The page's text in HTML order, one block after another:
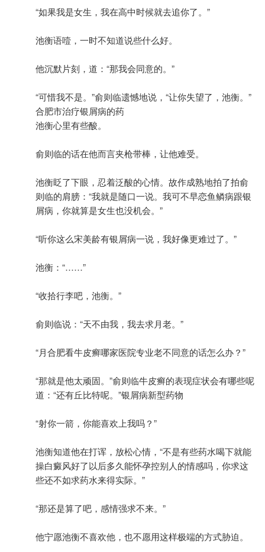
“如果我是女生，我在高中时候就去追你了。”
池衡语噎，一时不知道说些什么好。
他沉默片刻，道：“那我会同意的。”
“可惜我不是。”俞则临遗憾地说，“让你失望了，池衡。”
合肥市治疗银屑病的药
池衡心里有些酸。
俞则临的话在他而言夹枪带棒，让他难受。
池衡眨了下眼，忍着泛酸的心情。故作成熟地拍了拍俞
则临的肩膀：“我就是随口一说。我可不早恋鱼鳞病跟银
屑病，你就算是女生也没机会。”
“听你这么宋美龄有银屑病一说，我好像更难过了。”
池衡：“……”
“收拾行李吧，池衡。”
俞则临说：“天不由我，我去求月老。”
“月合肥看牛皮癣哪家医院专业老不同意的话怎么办？”
“那就是他太顽固。”俞则临牛皮癣的表现症状会有哪些呢
道：“还有丘比特呢。”银屑病新型药物
“射你一箭，你能喜欢上我吗？”
池衡知道他在打诨，放松心情，“不是有些药水喝下就能
操白癜风好了以后多久能怀孕控别人的情感吗，你求这
些还不如求药水来得实际。”
“那还是算了吧，感情强求不来。”
他宁愿池衡不喜欢他，也不愿用这样极端的方式胁迫。